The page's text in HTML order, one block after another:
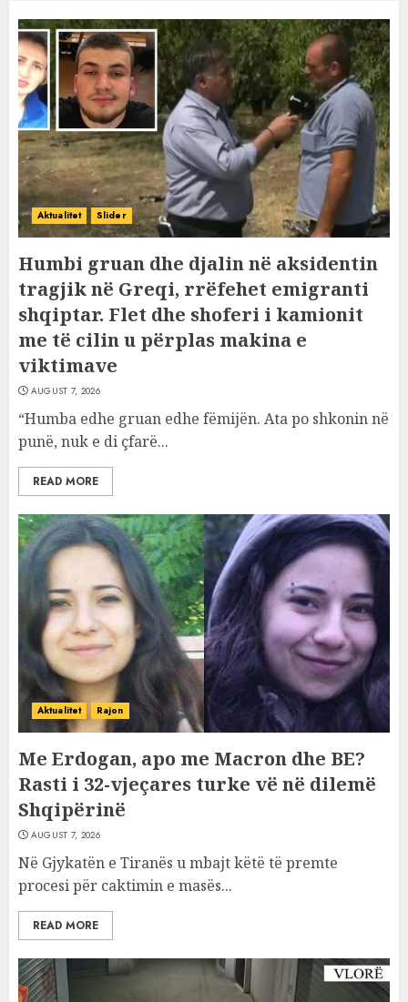
Aktualitet Slider
Humbi gruan dhe djalin në aksidentin
tragjik në Greqi, rrëfehet emigranti
shqiptar. Flet dhe shoferi i kamionit
me të cilin u përplas makina e
viktimave
AUGUST 7, 2026
“Humba edhe gruan edhe fëmijën. Ata po shkonin në
punë, nuk e di çfarë...
READ MORE
Aktualitet Rajon
Me Erdogan, apo me Macron dhe BE?
Rasti i 32-vjeçares turke vë në dilemë
Shqipërinë
AUGUST 7, 2026
Në Gjykatën e Tiranës u mbajt këtë të premte
procesi për caktimin e masës...
READ MORE